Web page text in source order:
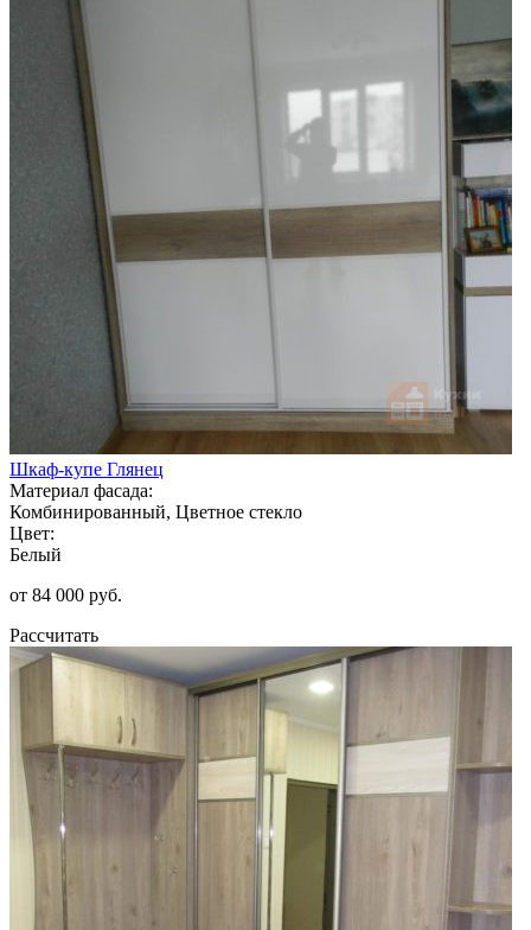
Шкаф-купе Глянец
Материал фасада:
Комбинированный, Цветное стекло
Цвет:
Белый
от 84 000 руб.
Рассчитать